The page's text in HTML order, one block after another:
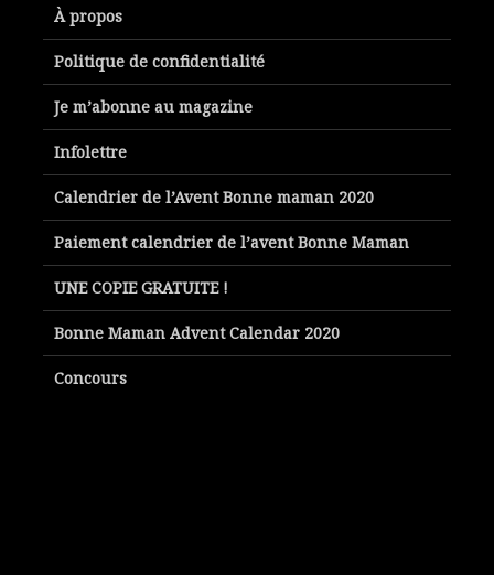
À propos
Politique de confidentialité
Je m’abonne au magazine
Infolettre
Calendrier de l’Avent Bonne maman 2020
Paiement calendrier de l’avent Bonne Maman
UNE COPIE GRATUITE !
Bonne Maman Advent Calendar 2020
Concours